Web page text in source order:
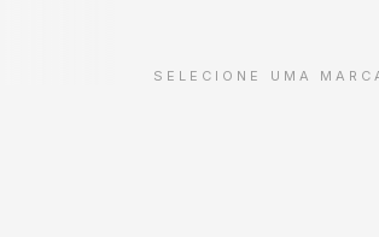
SELECIONE UMA